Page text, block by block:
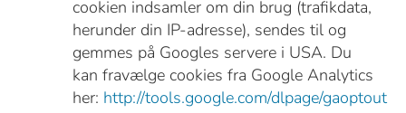
cookien indsamler om din brug (trafikdata,
herunder din IP-adresse), sendes til og
gemmes på Googles servere i USA. Du
kan fravælge cookies fra Google Analytics
her: http://tools.google.com/dlpage/gaoptout